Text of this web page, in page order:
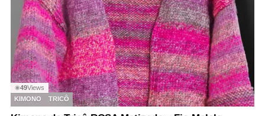
◉49Views
KIMONO
TRICÔ